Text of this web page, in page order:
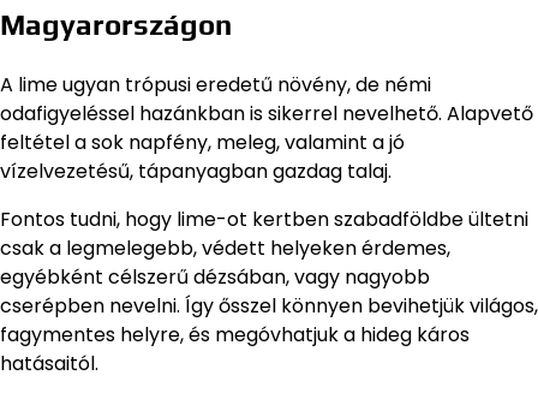
Magyarországon
A lime ugyan trópusi eredetű növény, de némi
odafigyeléssel hazánkban is sikerrel nevelhető. Alapvető
feltétel a sok napfény, meleg, valamint a jó
vízelvezetésű, tápanyagban gazdag talaj.
Fontos tudni, hogy lime-ot kertben szabadföldbe ültetni
csak a legmelegebb, védett helyeken érdemes,
egyébként célszerű dézsában, vagy nagyobb
cserépben nevelni. Így ősszel könnyen bevihetjük világos,
fagymentes helyre, és megóvhatjuk a hideg káros
hatásaitól.